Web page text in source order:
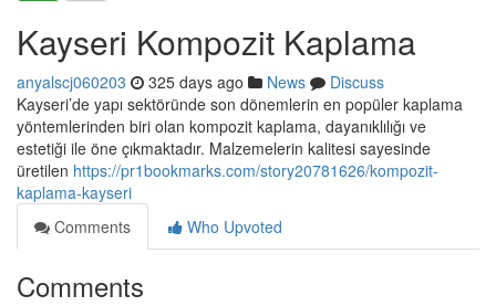
Kayseri Kompozit Kaplama
anyalscj060203 325 days ago News
Discuss
Kayseri’de yapı sektöründe son dönemlerin en popüler kaplama
yöntemlerinden biri olan kompozit kaplama, dayanıklılığı ve
estetiği ile öne çıkmaktadır. Malzemelerin kalitesi sayesinde
üretilen https://pr1bookmarks.com/story20781626/kompozit-
kaplama-kayseri
Comments
Who Upvoted
Comments